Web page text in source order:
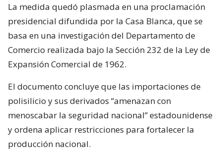
La medida quedó plasmada en una proclamación
presidencial difundida por la Casa Blanca, que se
basa en una investigación del Departamento de
Comercio realizada bajo la Sección 232 de la Ley de
Expansión Comercial de 1962.
El documento concluye que las importaciones de
polisilicio y sus derivados “amenazan con
menoscabar la seguridad nacional” estadounidense
y ordena aplicar restricciones para fortalecer la
producción nacional.